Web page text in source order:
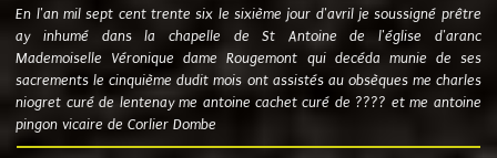
En l'an mil sept cent trente six le sixième jour d'avril je soussigné prêtre
ay inhumé dans la chapelle de St Antoine de l'église d'aranc
Mademoiselle Véronique dame Rougemont qui decéda munie de ses
sacrements le cinquième dudit mois ont assistés au obsèques me charles
niogret curé de lentenay me antoine cachet curé de ???? et me antoine
pingon vicaire de Corlier Dombe